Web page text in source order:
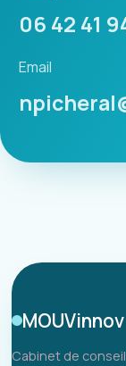
06 42 41
Email
MOUVinnov
Cabinet de